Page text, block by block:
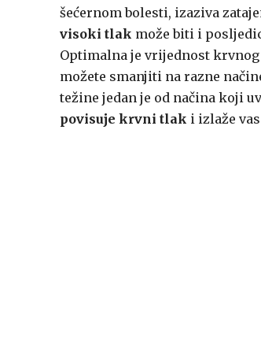
šećernom bolesti, izaziva
visoki tlak može biti i
Optimalna je vrijednost krvnog
možete smanjiti na razne
težine jedan je od načina koji
povisuje krvni tlak i izlaže